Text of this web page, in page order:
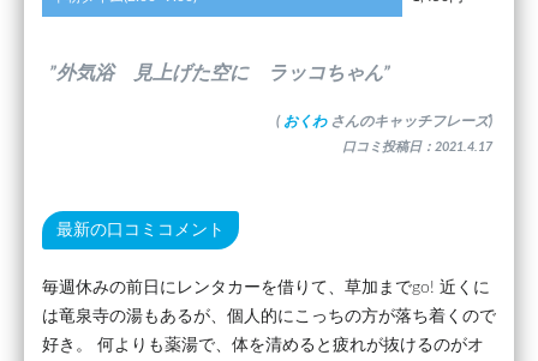
”外気浴 見上げた空に ラッコちゃん”
( おくわ さんのキャッチフレーズ)
口コミ投稿日：2021.4.17
最新の口コミコメント
毎週休みの前日にレンタカーを借りて、草加までgo! 近くに
は竜泉寺の湯もあるが、個人的にこっちの方が落ち着くので
好き。 何よりも薬湯で、体を清めると疲れが抜けるのがオ